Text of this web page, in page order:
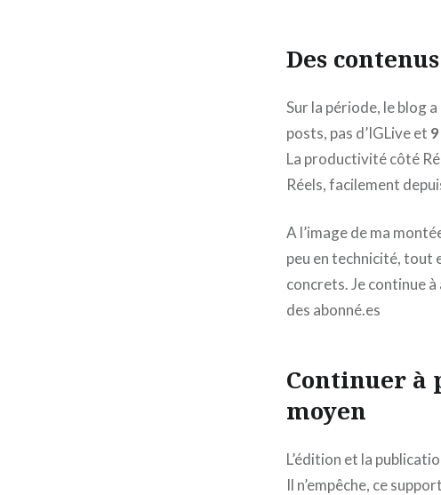
Des
Sur la période, le blog
posts, pas d’IGLive et
La productivité côté
Réels, facilement
A l’image de ma
peu en technicité, tout
concrets. Je continue
des abonné.es
Continuer à
moyen
L’édition et la
Il n’empêche, ce